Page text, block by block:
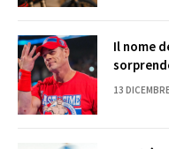
Il nome
Cena
13